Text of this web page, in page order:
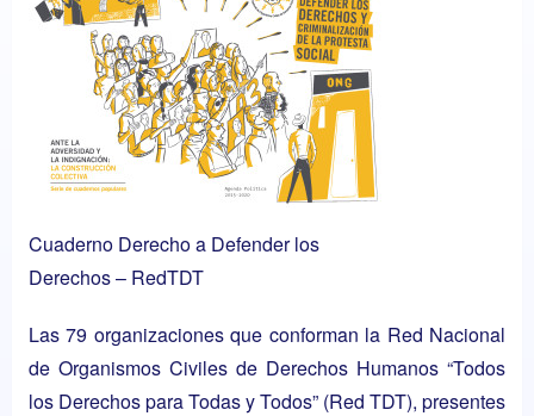
Cuaderno Derecho a Defender los
Derechos – RedTDT
Las 79 organizaciones que conforman la Red Nacional
de Organismos Civiles de Derechos Humanos “Todos
los Derechos para Todas y Todos” (Red TDT), presentes